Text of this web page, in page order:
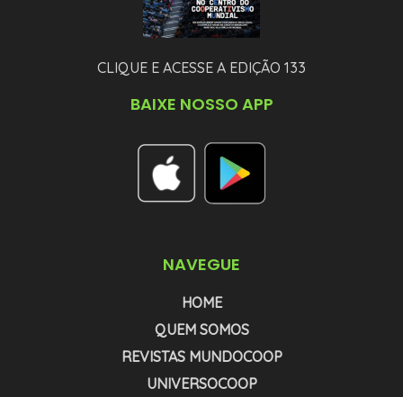
CLIQUE E ACESSE A EDIÇÃO 133
BAIXE NOSSO APP
NAVEGUE
HOME
QUEM SOMOS
REVISTAS MUNDOCOOP
UNIVERSOCOOP